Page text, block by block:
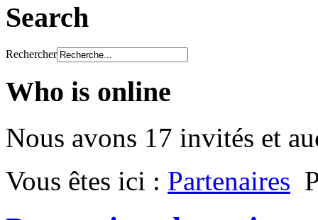
Search
Rechercher
Who is online
Nous avons 17 invités et
Vous êtes ici : Partenaires